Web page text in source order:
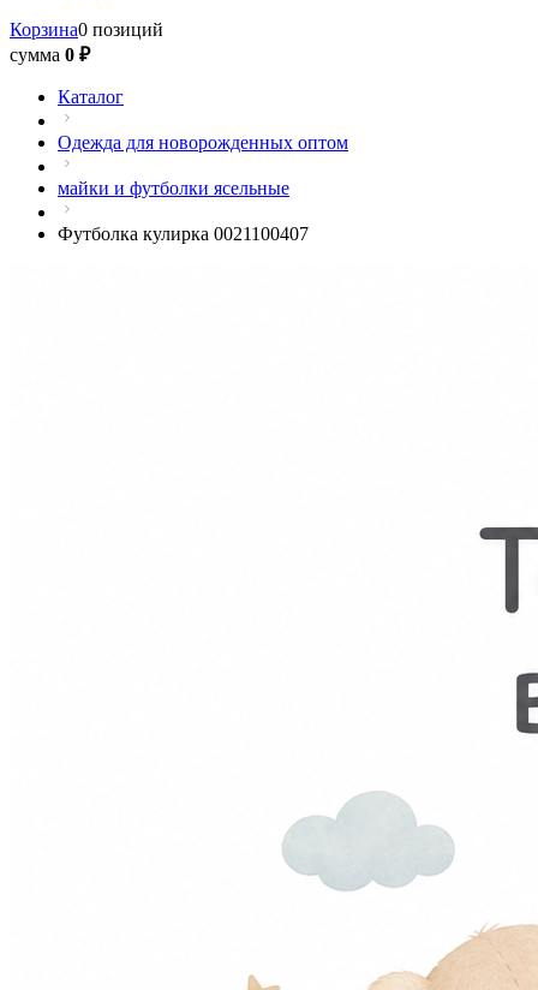
Корзина0 позиций
сумма 0 ₽
Каталог
Одежда для новорожденных оптом
майки и футболки ясельные
Футболка кулирка 0021100407